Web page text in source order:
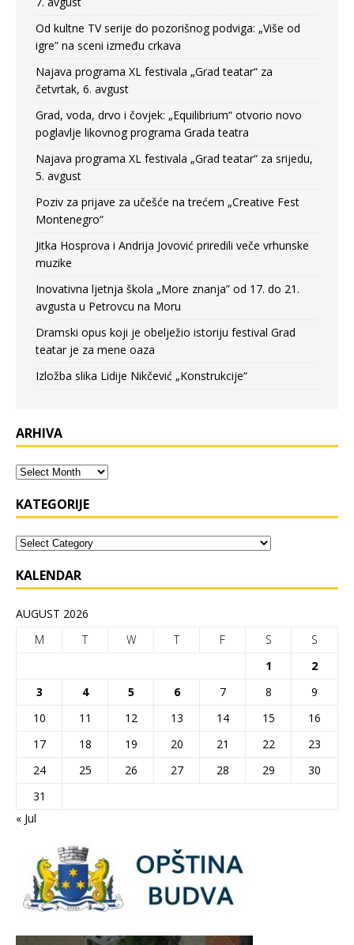
Od kultne TV serije do pozorišnog podviga: „Više od
igre” na sceni između crkava
Najava programa XL festivala „Grad teatar“ za
četvrtak, 6. avgust
Grad, voda, drvo i čovjek: „Equilibrium“ otvorio novo
poglavlje likovnog programa Grada teatra
Najava programa XL festivala „Grad teatar“ za srijedu,
5. avgust
Poziv za prijave za učešće na trećem „Creative Fest
Montenegro“
Jitka Hosprova i Andrija Jovović priredili veče vrhunske
muzike
Inovativna ljetnja škola „More znanja” od 17. do 21.
avgusta u Petrovcu na Moru
Dramski opus koji je obelježio istoriju festival Grad
teatar je za mene oaza
Izložba slika Lidije Nikčević „Konstrukcije“
ARHIVA
KATEGORIJE
KALENDAR
AUGUST 2026
M
T W T F S
S
1
2
3
4 5 6 7 8
9
10
11 12 13 14 15
16
17
18 19 20 21 22
23
24
25 26 27 28 29
30
31
« Jul